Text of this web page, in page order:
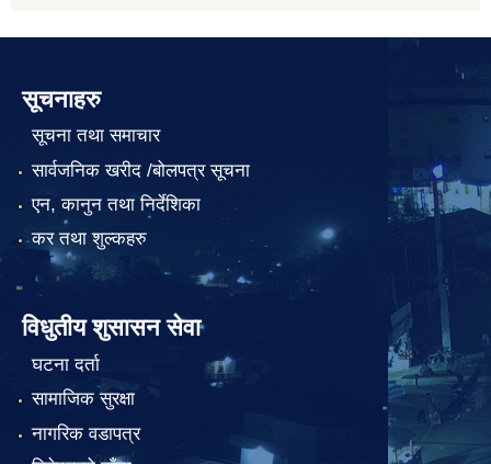
सूचनाहरु
सूचना तथा समाचार
सार्वजनिक खरीद /बोलपत्र सूचना
एन, कानुन तथा निर्देशिका
कर तथा शुल्कहरु
विधुतीय शुसासन सेवा
घटना दर्ता
सामाजिक सुरक्षा
नागरिक वडापत्र